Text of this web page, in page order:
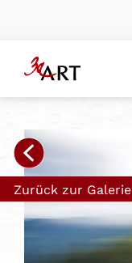
Zurück zur Galerie